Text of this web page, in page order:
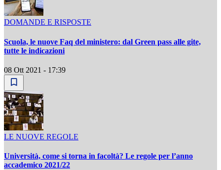
DOMANDE E RISPOSTE
Scuola, le nuove Faq del ministero: dal Green pass alle gite,
tutte le indicazioni
08 Ott 2021 - 17:39
LE NUOVE REGOLE
Università, come si torna in facoltà? Le regole per l’anno
accademico 2021/22